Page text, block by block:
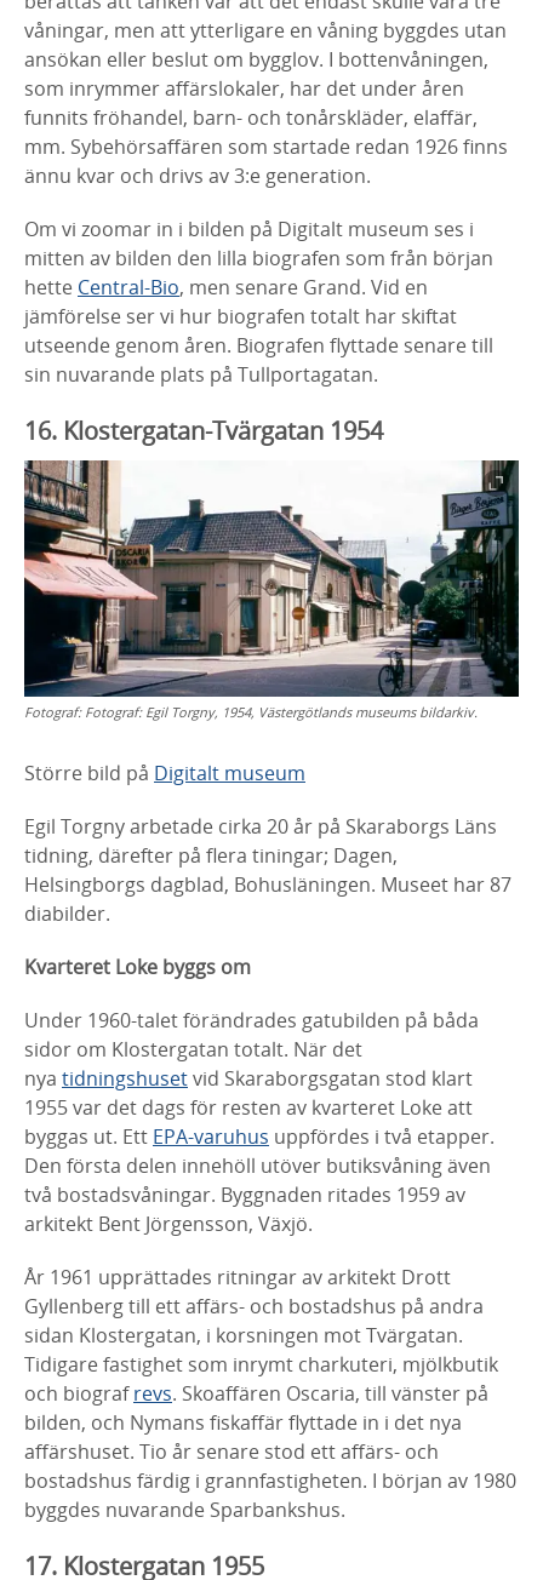
våningar, men att ytterligare en våning byggdes utan
ansökan eller beslut om bygglov. I bottenvåningen,
som inrymmer affärslokaler, har det under åren
funnits fröhandel, barn- och tonårskläder, elaffär,
mm. Sybehörsaffären som startade redan 1926 finns
ännu kvar och drivs av 3:e generation.
Om vi zoomar in i bilden på Digitalt museum ses i
mitten av bilden den lilla biografen som från början
hette Central-Bio, men senare Grand. Vid en
jämförelse ser vi hur biografen totalt har skiftat
utseende genom åren. Biografen flyttade senare till
sin nuvarande plats på Tullportagatan.
16. Klostergatan-Tvärgatan 1954
Fotograf: Fotograf: Egil Torgny, 1954, Västergötlands museums bildarkiv.
Större bild på Digitalt museum
Egil Torgny arbetade cirka 20 år på Skaraborgs Läns
tidning, därefter på flera tiningar; Dagen,
Helsingborgs dagblad, Bohusläningen. Museet har 87
diabilder.
Kvarteret Loke byggs om
Under 1960-talet förändrades gatubilden på båda
sidor om Klostergatan totalt. När det
nya tidningshusetvid Skaraborgsgatan stod klart
1955 var det dags för resten av kvarteret Loke att
byggas ut. Ett EPA-varuhus uppfördes i två etapper.
Den första delen innehöll utöver butiksvåning även
två bostadsvåningar. Byggnaden ritades 1959 av
arkitekt Bent Jörgensson, Växjö.
År 1961 upprättades ritningar av arkitekt Drott
Gyllenberg till ett affärs- och bostadshus på andra
sidan Klostergatan, i korsningen mot Tvärgatan.
Tidigare fastighet som inrymt charkuteri, mjölkbutik
och biografrevs. Skoaffären Oscaria, till vänster på
bilden, och Nymans fiskaffär flyttade in i det nya
affärshuset. Tio år senare stod ett affärs- och
bostadshus färdig i grannfastigheten. I början av 1980
byggdes nuvarande Sparbankshus.
17. Klostergatan 1955